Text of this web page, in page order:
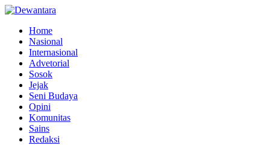
Home
Nasional
Internasional
Advetorial
Sosok
Jejak
Seni Budaya
Opini
Komunitas
Sains
Redaksi